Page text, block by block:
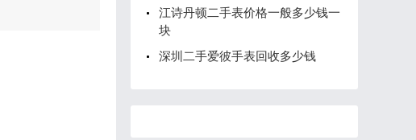
江诗丹顿二手表价格一般多少钱一
块
深圳二手爱彼手表回收多少钱